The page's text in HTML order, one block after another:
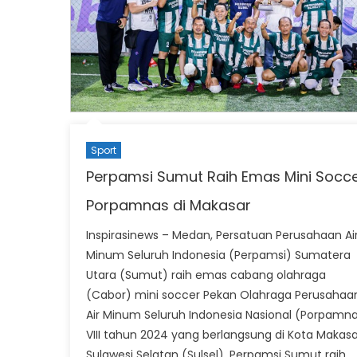
Sport
Perpamsi Sumut Raih Emas Mini
Porpamnas di Makasar
Inspirasinews – Medan, Persatuan Perusahaan
Minum Seluruh Indonesia (Perpamsi) Sumatera
Utara (Sumut) raih emas cabang olahraga
(Cabor) mini soccer Pekan Olahraga
Air Minum Seluruh Indonesia Nasional
VIII tahun 2024 yang berlangsung di Kota